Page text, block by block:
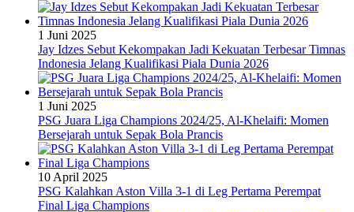
1 Juni 2025
Jay Idzes Sebut Kekompakan Jadi Kekuatan Terbesar Timnas
Indonesia Jelang Kualifikasi Piala Dunia 2026
1 Juni 2025
PSG Juara Liga Champions 2024/25, Al-Khelaifi: Momen
Bersejarah untuk Sepak Bola Prancis
10 April 2025
PSG Kalahkan Aston Villa 3-1 di Leg Pertama Perempat
Final Liga Champions